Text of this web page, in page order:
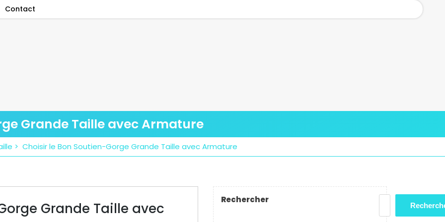
Contact
Grande Taille avec Armature
> Choisir le Bon Soutien-Gorge Grande Taille avec Armature
Grande Taille avec
Rechercher